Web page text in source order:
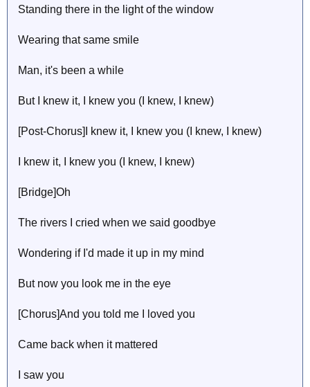
Standing there in the light of the window
Wearing that same smile
Man, it's been a while
But I knew it, I knew you (I knew, I knew)
[Post-Chorus]I knew it, I knew you (I knew, I knew)
I knew it, I knew you (I knew, I knew)
[Bridge]Oh
The rivers I cried when we said goodbye
Wondering if I'd made it up in my mind
But now you look me in the eye
[Chorus]And you told me I loved you
Came back when it mattered
I saw you